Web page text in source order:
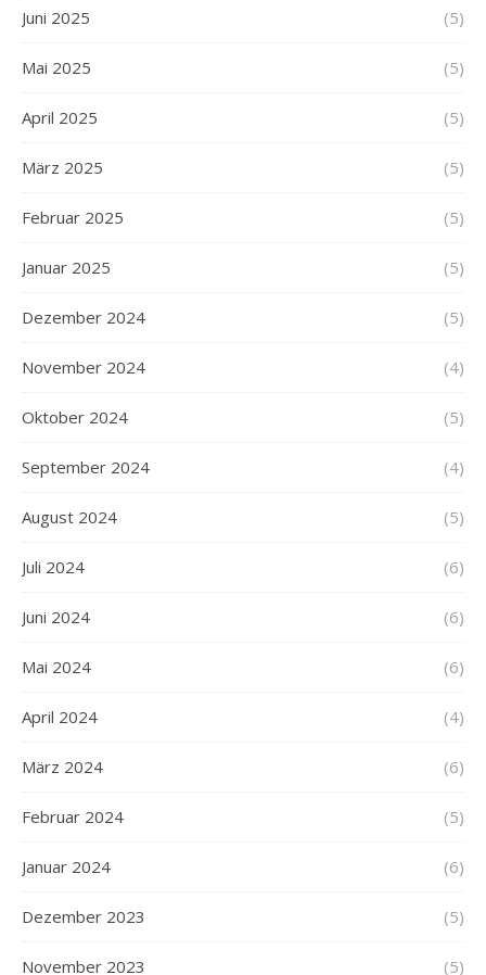
Juni 2025 (5)
Mai 2025 (5)
April 2025 (5)
März 2025 (5)
Februar 2025 (5)
Januar 2025 (5)
Dezember 2024 (5)
November 2024 (4)
Oktober 2024 (5)
September 2024 (4)
August 2024 (5)
Juli 2024 (6)
Juni 2024 (6)
Mai 2024 (6)
April 2024 (4)
März 2024 (6)
Februar 2024 (5)
Januar 2024 (6)
Dezember 2023 (5)
November 2023 (5)